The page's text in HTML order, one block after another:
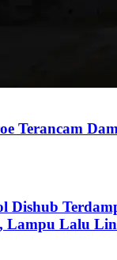
Terancam
Dishub
Lampu Lalu